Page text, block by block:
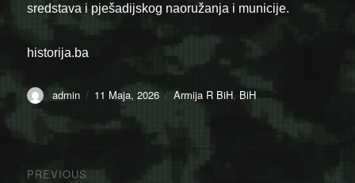
sredstava i pješadijskog naoružanja i municije.
historija.ba
Author
admin
Posted
11 Maja, 2026 Categories
Armija R BiH, BiH
Navigacija
PREVIOUS